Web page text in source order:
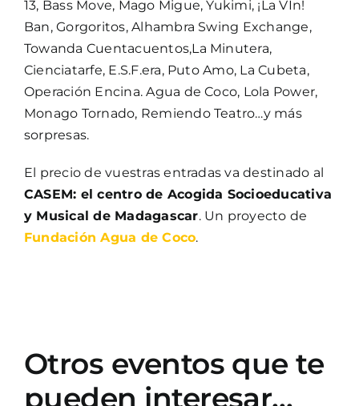
13, Bass Move, Mago Migue, Yukimi, ¡La VIn!
Ban, Gorgoritos, Alhambra Swing Exchange,
Towanda Cuentacuentos,La Minutera,
Cienciatarfe, E.S.F.era, Puto Amo, La Cubeta,
Operación Encina. Agua de Coco, Lola Power,
Monago Tornado, Remiendo Teatro…y más
sorpresas.
El precio de vuestras entradas va destinado al
CASEM: el centro de Acogida Socioeducativa
y Musical de Madagascar. Un proyecto de
Fundación Agua de Coco.
Otros eventos que te
pueden interesar…